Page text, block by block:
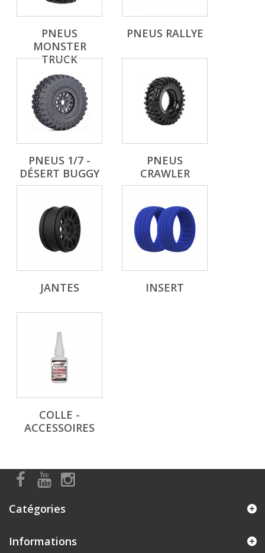
PNEUS
MONSTER
TRUCK
PNEUS RALLYE
PNEUS 1/7 -
DÉSERT BUGGY
PNEUS
CRAWLER
JANTES INSERT
COLLE -
ACCESSOIRES
Catégories
Informations